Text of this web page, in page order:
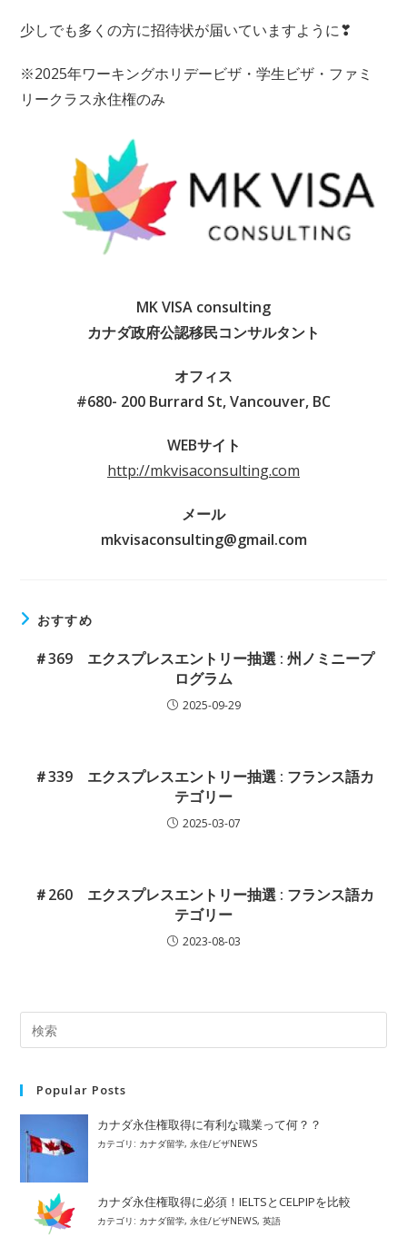
少しでも多くの方に招待状が届いていますように❣
※2025年ワーキングホリデービザ・学生ビザ・ファミ
リークラス永住権のみ
MK VISA consulting
カナダ政府公認移民コンサルタント
オフィス
#680- 200 Burrard St, Vancouver, BC
WEBサイト
http://mkvisaconsulting.com
メール
mkvisaconsulting@gmail.com
おすすめ
＃369 エクスプレスエントリー抽選 : 州ノミニープ
ログラム
2025-09-29
＃339 エクスプレスエントリー抽選 : フランス語カ
テゴリー
2025-03-07
＃260 エクスプレスエントリー抽選 : フランス語カ
テゴリー
2023-08-03
Popular Posts
カナダ永住権取得に有利な職業って何？？
カテゴリ: カナダ留学,永住/ビザNEWS
カナダ永住権取得に必須！IELTSとCELPIPを比較
カテゴリ: カナダ留学,永住/ビザNEWS,英語